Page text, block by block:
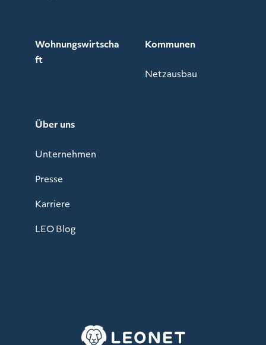
Wohnungswirtscha
ft
Kommunen
Netzausbau
Über uns
Unternehmen
Presse
Karriere
LEO Blog